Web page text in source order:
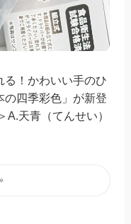
る！かわいい手のひ
の四季彩色」が新登
天青（てんせい）